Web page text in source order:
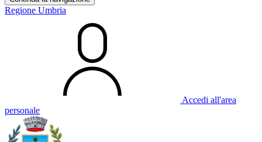
Regione Umbria
Accedi all'area
personale